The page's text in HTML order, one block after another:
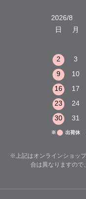
2026/8
日
月
2
3
9
10
16
17
23
24
30
31
※ 出荷休
※上記はオンラインショッ
合は異なりますので